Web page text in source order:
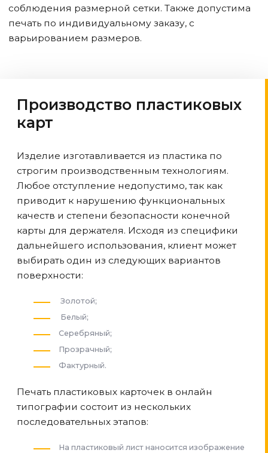
соблюдения размерной сетки. Также допустима
печать по индивидуальному заказу, с
варьированием размеров.
Производство пластиковых
карт
Изделие изготавливается из пластика по
строгим производственным технологиям.
Любое отступление недопустимо, так как
приводит к нарушению функциональных
качеств и степени безопасности конечной
карты для держателя. Исходя из специфики
дальнейшего использования, клиент может
выбирать один из следующих вариантов
поверхности:
Золотой;
Белый;
Серебряный;
Прозрачный;
Фактурный.
Печать пластиковых карточек в онлайн
типографии состоит из нескольких
последовательных этапов:
На пластиковый лист наносится изображение